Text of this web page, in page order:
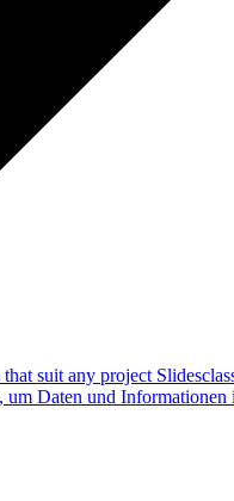
that suit any project
um Daten und